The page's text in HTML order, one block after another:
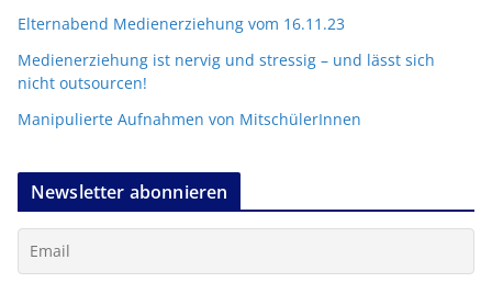
Elternabend Medienerziehung vom 16.11.23
Medienerziehung ist nervig und stressig – und lässt sich
nicht outsourcen!
Manipulierte Aufnahmen von MitschülerInnen
Newsletter abonnieren